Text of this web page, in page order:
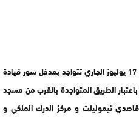
كاد سقوط شجرة عالية مساء يوم الاثنين 17 يوليوز الجاري تتواجد بمدخل سور قيادة
باعتبار الطريق المتواجدة بالقرب من مسجد
تيموليلت و مركز الدرك الملكي و